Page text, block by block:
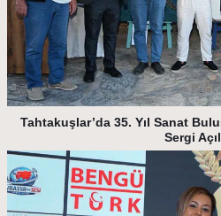
Tahtakuşlar’da 35. Yıl Sanat
Sergi